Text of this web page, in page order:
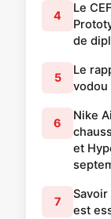
4
Le
de
5
Le
vodou
6
Nike
et
7
est